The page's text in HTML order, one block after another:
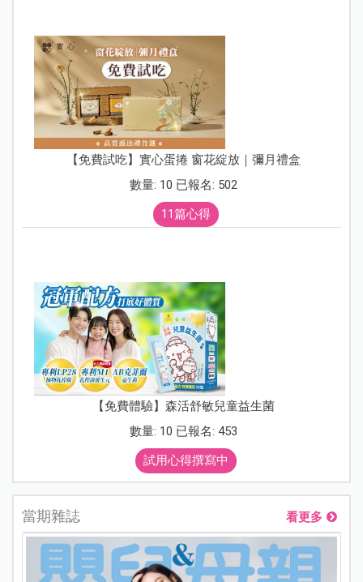
【免費試吃】實心蛋捲 窗花綻放｜彌月禮盒
數量: 10 已報名: 502
11篇心得
【免費體驗】森活舒敏兒童益生菌
數量: 10 已報名: 453
試用心得撰寫中
當期雜誌 看更多